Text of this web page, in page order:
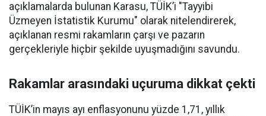
açıklamalarda bulunan Karasu, TÜİK’i "Tayyibi
Üzmeyen İstatistik Kurumu" olarak nitelendirerek,
açıklanan resmi rakamların çarşı ve pazarın
gerçekleriyle hiçbir şekilde uyuşmadığını savundu.
Rakamlar arasındaki uçuruma dikkat çekti
TÜİK’in mayıs ayı enflasyonunu yüzde 1,71, yıllık